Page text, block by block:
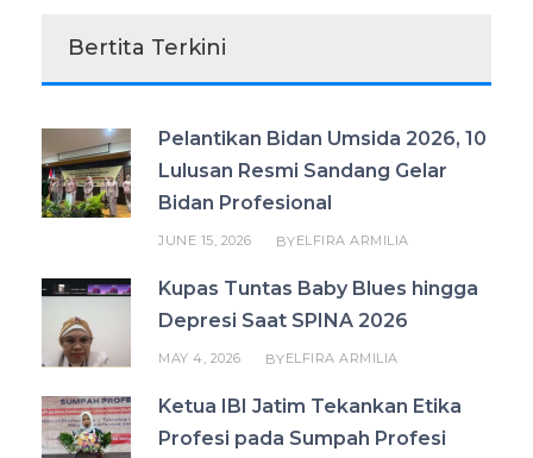
Bertita Terkini
Pelantikan Bidan Umsida 2026, 10
Lulusan Resmi Sandang Gelar
Bidan Profesional
JUNE 15, 2026 BYELFIRA ARMILIA
Kupas Tuntas Baby Blues hingga
Depresi Saat SPINA 2026
MAY 4, 2026 BYELFIRA ARMILIA
Ketua IBI Jatim Tekankan Etika
Profesi pada Sumpah Profesi